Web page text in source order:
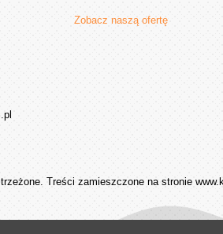
Zobacz naszą ofertę
Treści zamieszczone na stronie